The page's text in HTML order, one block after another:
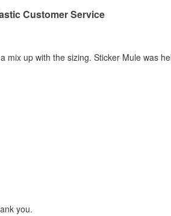
Customer Service
mix up with the sizing. Sticker Mule was
you.